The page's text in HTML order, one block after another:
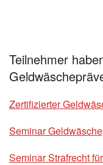
Teilnehmer
Zertifizierter
Seminar
Seminar Strafrecht